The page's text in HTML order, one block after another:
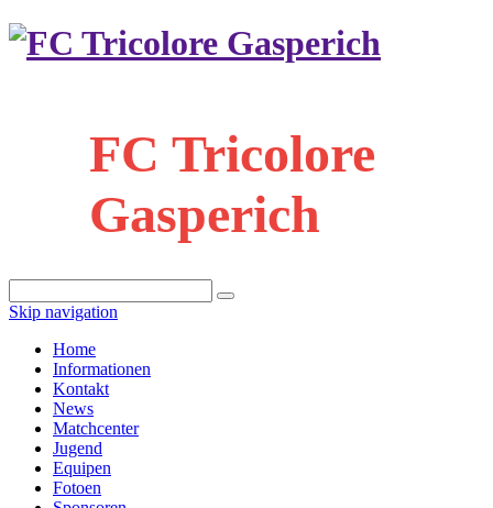
FC Tricolore
Gasperich
Skip navigation
Home
Informationen
Kontakt
News
Matchcenter
Jugend
Equipen
Fotoen